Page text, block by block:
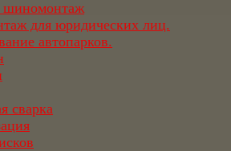
шиномонтаж
для юридических лиц.
автопарков.
сварка